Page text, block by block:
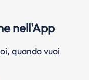
nell'App
quando vuoi